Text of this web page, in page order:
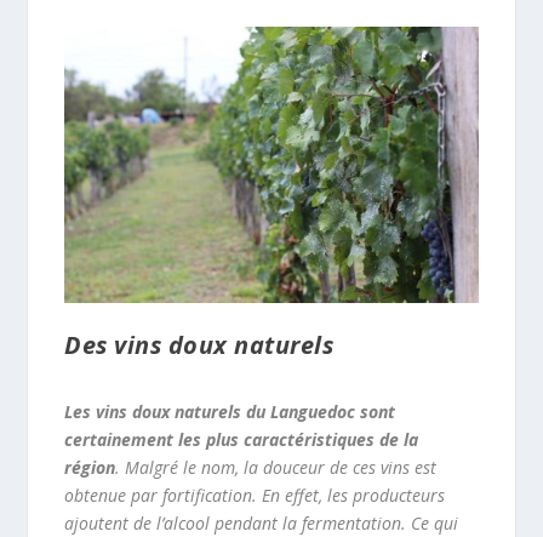
Des vins doux naturels
Les vins doux naturels du Languedoc sont
certainement les plus caractéristiques de la
région. Malgré le nom, la douceur de ces vins est
obtenue par fortification. En effet, les producteurs
ajoutent de l’alcool pendant la fermentation. Ce qui